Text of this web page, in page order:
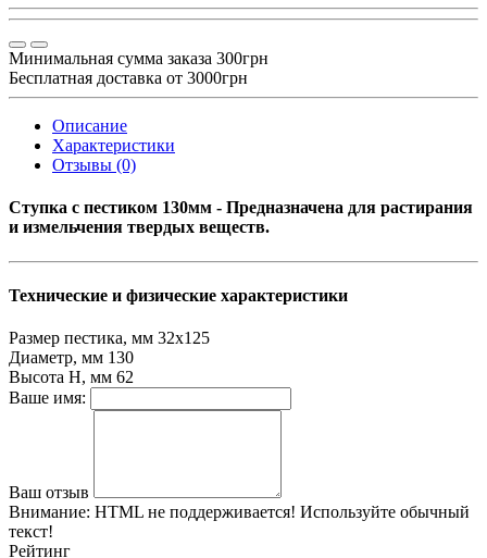
Минимальная сумма заказа 300грн
Бесплатная доставка от 3000грн
Описание
Характеристики
Отзывы (0)
Ступка с пестиком 130мм - Предназначена для растирания
и измельчения твердых веществ.
Технические и физические характеристики
Размер пестика, мм 32х125
Диаметр, мм 130
Высота Н, мм 62
Ваше имя:
Ваш отзыв
Внимание: HTML не поддерживается! Используйте обычный
текст!
Рейтинг